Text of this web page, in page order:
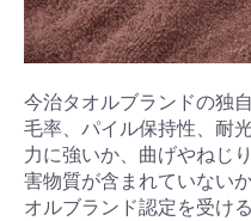
今治タオルブランドの独
毛率、パイル保持性、耐
力に強いか、曲げやねじ
害物質が含まれていない
オルブランド認定を受け